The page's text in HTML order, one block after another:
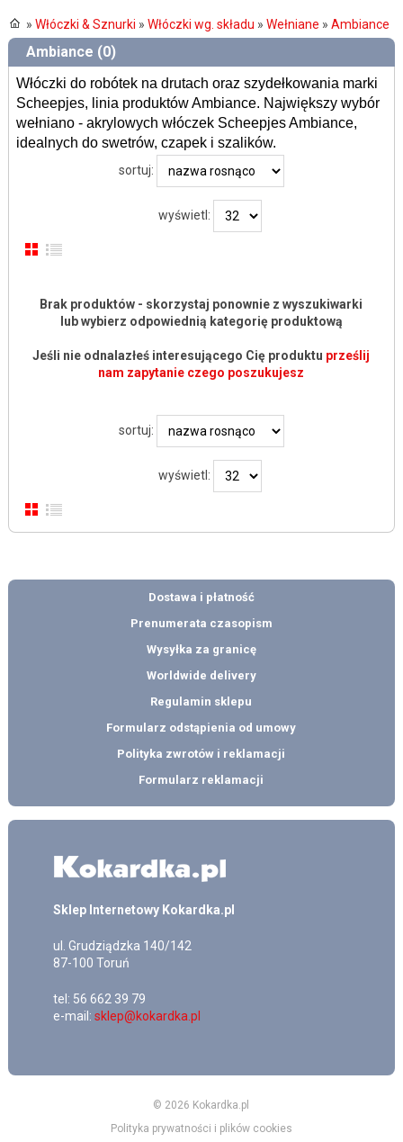
» Włóczki & Sznurki » Włóczki wg. składu » Wełniane » Ambiance
Ambiance (0)
Włóczki do robótek na drutach oraz szydełkowania marki
Scheepjes, linia produktów Ambiance. Największy wybór
wełniano - akrylowych włóczek Scheepjes Ambiance,
idealnych do swetrów, czapek i szalików.
sortuj:
wyświetl:
Brak produktów - skorzystaj ponownie z wyszukiwarki
lub wybierz odpowiednią kategorię produktową
Jeśli nie odnalazłeś interesującego Cię produktu prześlij
nam zapytanie czego poszukujesz
sortuj:
wyświetl:
Dostawa i płatność
Prenumerata czasopism
Wysyłka za granicę
Worldwide delivery
Regulamin sklepu
Formularz odstąpienia od umowy
Polityka zwrotów i reklamacji
Formularz reklamacji
Sklep Internetowy Kokardka.pl
ul. Grudziądzka 140/142
87-100 Toruń
tel: 56 662 39 79
e-mail: sklep@kokardka.pl
© 2026 Kokardka.pl
Polityka prywatności i plików cookies